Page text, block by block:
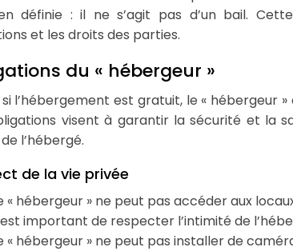
définie : il ne s’agit pas d’un bail.
et les droits des parties.
du « hébergeur »
l’hébergement est gratuit, le « hébergeur
visent à garantir la sécurité et la
l’hébergé.
de la vie privée
« hébergeur » ne peut pas accéder aux
important de respecter l’intimité de
« hébergeur » ne peut pas installer de